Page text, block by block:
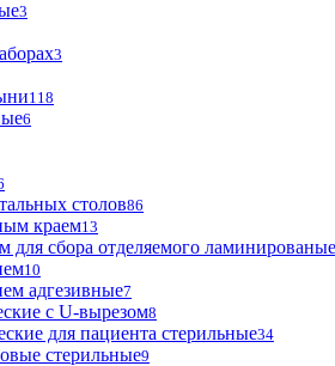
3
3
118
6
столов86
краем13
сбора отделяемого
10
адгезивные7
с U-вырезом8
для пациента стерильные34
стерильные9